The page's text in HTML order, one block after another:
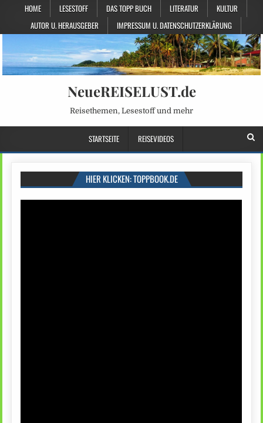
HOME LESESTOFF DAS TOPP BUCH LITERATUR
KULTUR
AUTOR U. HERAUSGEBER
IMPRESSUM U. DATENSCHUTZERKLÄRUNG
NeueREISELUST.de
Reisethemen, Lesestoff und mehr
STARTSEITE REISEVIDEOS
HIER KLICKEN: TOPPBOOK.DE